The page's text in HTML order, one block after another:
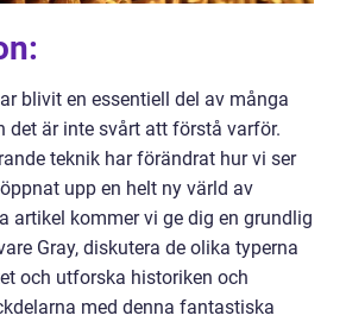
blivit en essentiell del av många
det är inte svårt att förstå varför.
teknik har förändrat hur vi ser
upp en helt ny värld av
artikel kommer vi ge dig en grundlig
Gray, diskutera de olika typerna
och utforska historiken och
med denna fantastiska